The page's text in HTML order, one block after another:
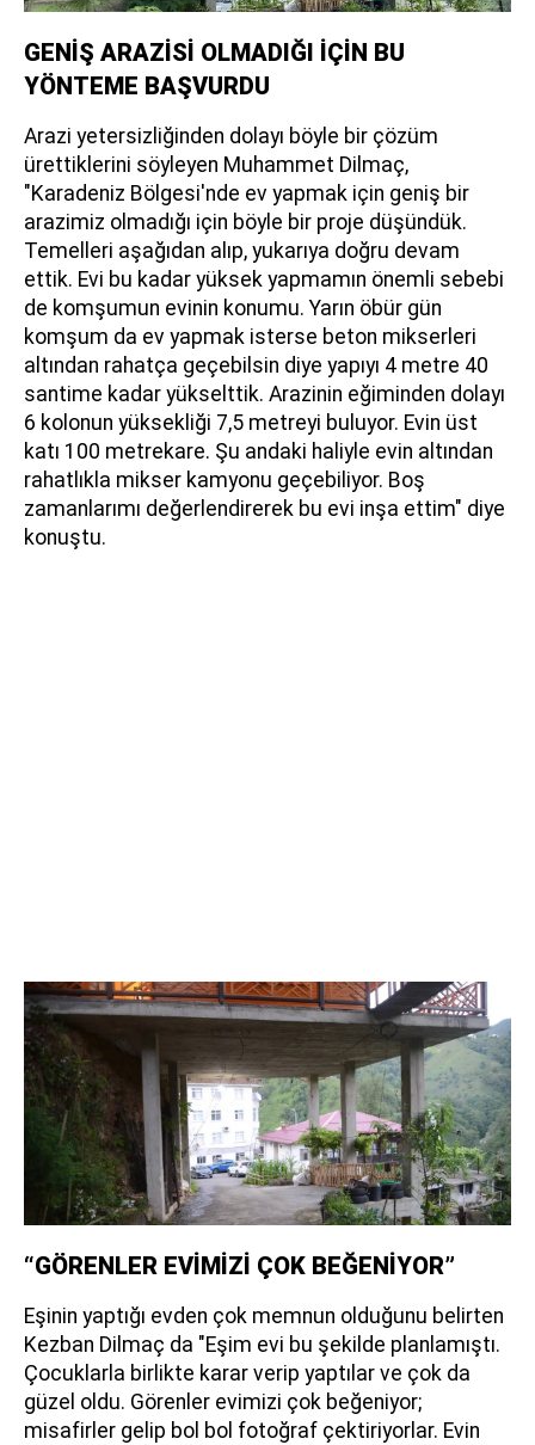
GENİŞ ARAZİSİ OLMADIĞI İÇİN BU
YÖNTEME BAŞVURDU
Arazi yetersizliğinden dolayı böyle bir çözüm
ürettiklerini söyleyen Muhammet Dilmaç,
"Karadeniz Bölgesi'nde ev yapmak için geniş bir
arazimiz olmadığı için böyle bir proje düşündük.
Temelleri aşağıdan alıp, yukarıya doğru devam
ettik. Evi bu kadar yüksek yapmamın önemli sebebi
de komşumun evinin konumu. Yarın öbür gün
komşum da ev yapmak isterse beton mikserleri
altından rahatça geçebilsin diye yapıyı 4 metre 40
santime kadar yükselttik. Arazinin eğiminden dolayı
6 kolonun yüksekliği 7,5 metreyi buluyor. Evin üst
katı 100 metrekare. Şu andaki haliyle evin altından
rahatlıkla mikser kamyonu geçebiliyor. Boş
zamanlarımı değerlendirerek bu evi inşa ettim" diye
konuştu.
“GÖRENLER EVİMİZİ ÇOK BEĞENİYOR”
Eşinin yaptığı evden çok memnun olduğunu belirten
Kezban Dilmaç da "Eşim evi bu şekilde planlamıştı.
Çocuklarla birlikte karar verip yaptılar ve çok da
güzel oldu. Görenler evimizi çok beğeniyor;
misafirler gelip bol bol fotoğraf çektiriyorlar. Evin